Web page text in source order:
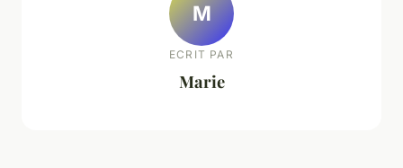
M
ECRIT PAR
Marie